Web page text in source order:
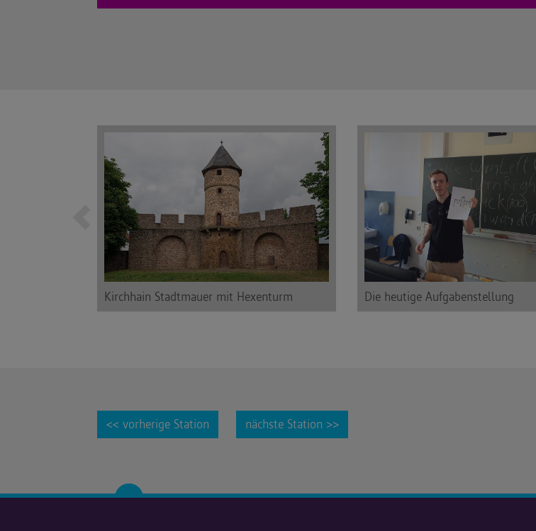
Kirchhain Stadtmauer mit Hexenturm Die heutige Aufgabenstellung
<< vorherige Station nächste Station >>